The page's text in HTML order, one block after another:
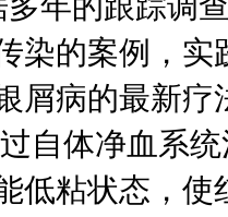
染的案例，
屑病的最新
自体净血系
低粘状态，